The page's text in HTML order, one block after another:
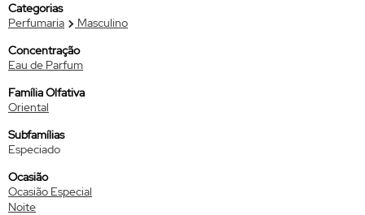
Categorias
Perfumaria
Masculino
Concentração
Eau de Parfum
Família Olfativa
Oriental
Subfamílias
Especiado
Ocasião
Ocasião Especial
Noite